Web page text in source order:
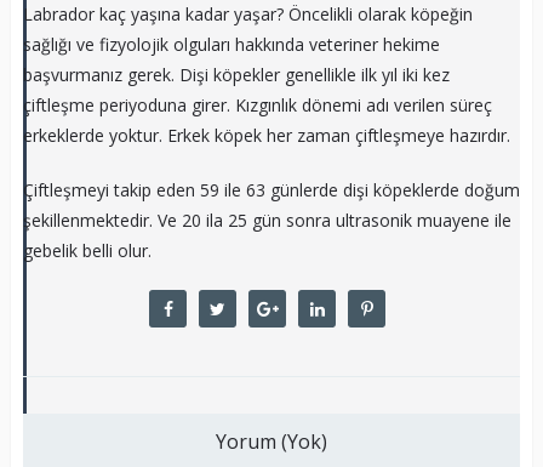
Labrador kaç yaşına kadar yaşar? Öncelikli olarak köpeğin
sağlığı ve fizyolojik olguları hakkında veteriner hekime
başvurmanız gerek. Dişi köpekler genellikle ilk yıl iki kez
çiftleşme periyoduna girer. Kızgınlık dönemi adı verilen süreç
erkeklerde yoktur. Erkek köpek her zaman çiftleşmeye hazırdır.
Çiftleşmeyi takip eden 59 ile 63 günlerde dişi köpeklerde doğum
şekillenmektedir. Ve 20 ila 25 gün sonra ultrasonik muayene ile
gebelik belli olur.
Yorum (Yok)